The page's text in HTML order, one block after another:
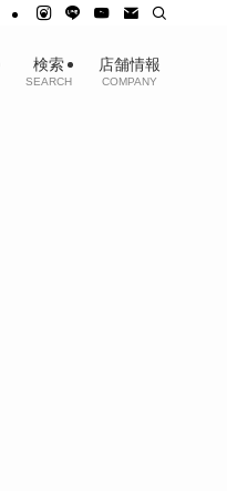
検索
SEARCH
店舗情報
COMPANY